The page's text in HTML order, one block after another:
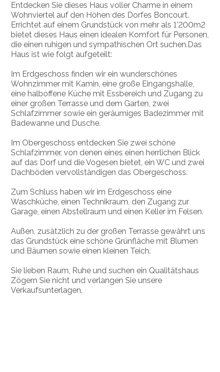
Entdecken Sie dieses Haus voller Charme in einem
Wohnviertel auf den Höhen des Dorfes Boncourt.
Errichtet auf einem Grundstück von mehr als 1'200m2
bietet dieses Haus einen idealen Komfort für Personen,
die einen ruhigen und sympathischen Ort suchen.Das
Haus ist wie folgt aufgeteilt:
Im Erdgeschoss finden wir ein wunderschönes
Wohnzimmer mit Kamin, eine große Eingangshalle,
eine halboffene Küche mit Essbereich und Zugang zu
einer großen Terrasse und dem Garten, zwei
Schlafzimmer sowie ein geräumiges Badezimmer mit
Badewanne und Dusche.
Im Obergeschoss entdecken Sie zwei schöne
Schlafzimmer, von denen eines einen herrlichen Blick
auf das Dorf und die Vogesen bietet, ein WC und zwei
Dachböden vervollständigen das Obergeschoss.
Zum Schluss haben wir im Erdgeschoss eine
Waschküche, einen Technikraum, den Zugang zur
Garage, einen Abstellraum und einen Keller im Felsen.
Außen, zusätzlich zu der großen Terrasse gewährt uns
das Grundstück eine schöne Grünfläche mit Blumen
und Bäumen sowie einen kleinen Teich.
Sie lieben Raum, Ruhe und suchen ein Qualitätshaus
Zögern Sie nicht und verlangen Sie unsere
Verkaufsunterlagen.